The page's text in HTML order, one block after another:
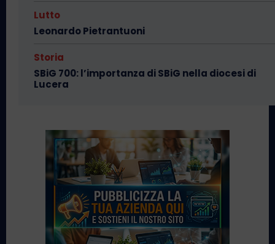
Lutto
Leonardo Pietrantuoni
Storia
SBiG 700: l’importanza di SBiG nella diocesi di
Lucera